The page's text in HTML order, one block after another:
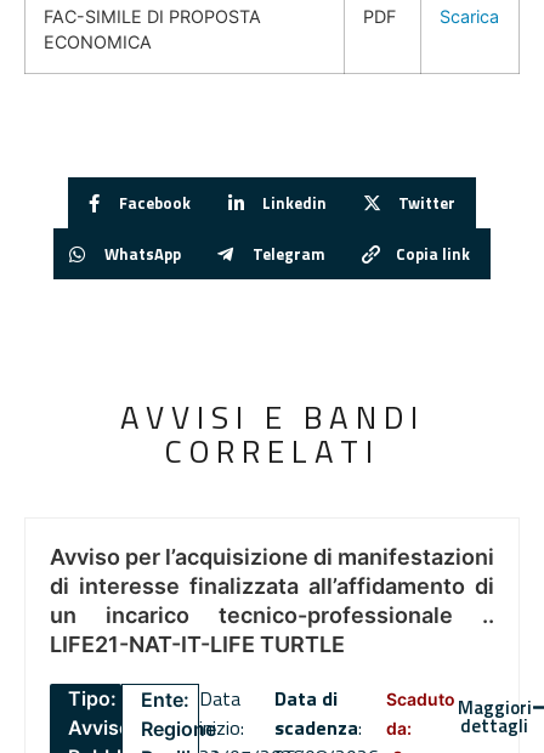
FAC-SIMILE DI PROPOSTA
ECONOMICA
PDF Scarica
Facebook Linkedin Twitter
WhatsApp Telegram Copia link
AVVISI E BANDI
CORRELATI
Avviso per l’acquisizione di manifestazioni
di interesse finalizzata all’affidamento di
un incarico tecnico-professionale ..
LIFE21-NAT-IT-LIFE TURTLE
Tipo:
Avviso
Ente:
Regione
Data
inizio:
Data di
scadenza:
Scaduto
da:
Maggiori
dettagli